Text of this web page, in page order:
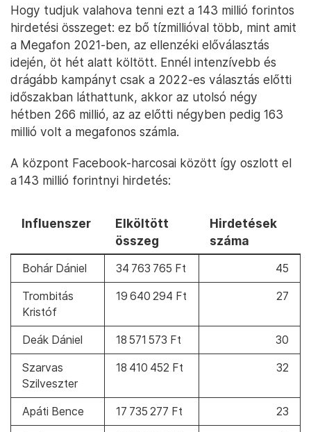
Hogy tudjuk valahova tenni ezt a 143 millió forintos
hirdetési összeget: ez bő tízmillióval több, mint amit
a Megafon 2021-ben, az ellenzéki előválasztás
idején, öt hét alatt költött. Ennél intenzívebb és
drágább kampányt csak a 2022-es választás előtti
időszakban láthattunk, akkor az utolsó négy
hétben 266 millió, az az előtti négyben pedig 163
millió volt a megafonos számla.
A központ Facebook-harcosai között így oszlott el
a 143 millió forintnyi hirdetés:
influenszer
elköltött
összeg
hirdetések
száma
Bohár Dániel 34 763 765 Ft 45
Trombitás
Kristóf
19 640 294 Ft 27
Deák Dániel 18 571 573 Ft 30
Szarvas
Szilveszter
18 410 452 Ft 32
Apáti Bence 17 735 277 Ft 23